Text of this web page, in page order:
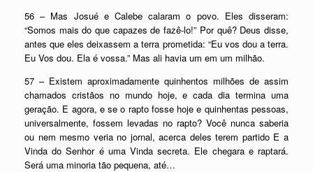
56 – Mas Josué e Calebe calaram o povo. Eles disseram:
“Somos mais do que capazes de fazê-lo!” Por quê? Deus disse,
antes que eles deixassem a terra prometida: “Eu vos dou a terra.
Eu Vos dou. Ela é vossa.” Mas ali havia um em um milhão.
57 – Existem aproximadamente quinhentos milhões de assim
chamados cristãos no mundo hoje, e cada dia termina uma
geração. E agora, e se o rapto fosse hoje e quinhentas pessoas,
universalmente, fossem levadas no rapto? Você nunca saberia
ou nem mesmo veria no jornal, acerca deles terem partido E a
Vinda do Senhor é uma Vinda secreta. Ele chegara e raptará.
Será uma minoria tão pequena, até…